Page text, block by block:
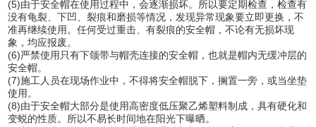
(5)由于安全帽在使用过程中，会逐渐损坏。所以要定期检查，检查有
没有龟裂、下凹、裂痕和磨损等情况，发现异常现象要立即更换，不
准再继续使用。任何受过重击、有裂痕的安全帽，不论有无损坏现
象，均应报废。
(6)严禁使用只有下颌带与帽壳连接的安全帽，也就是帽内无缓冲层的
安全帽。
(7)施工人员在现场作业中，不得将安全帽脱下，搁置一旁，或当坐垫
使用。
(8)由于安全帽大部分是使用高密度低压聚乙烯塑料制成，具有硬化和
变蜕的性质。所以不易长时间地在阳光下曝晒。